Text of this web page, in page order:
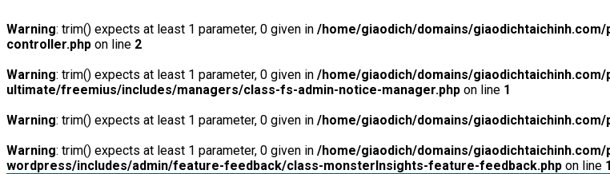
Warning: trim() expects at least 1 parameter, 0 given in /home/giaodich/domains/
controller.php on line 2
Warning: trim() expects at least 1 parameter, 0 given in /home/giaodich/domains/
ultimate/freemius/includes/managers/class-fs-admin-notice-manager.php on line 1
Warning: trim() expects at least 1 parameter, 0 given in /home/giaodich/domains/
Warning: trim() expects at least 1 parameter, 0 given in /home/giaodich/domains/
wordpress/includes/admin/feature-feedback/class-monsterInsights-feature-feedback.php on line 1